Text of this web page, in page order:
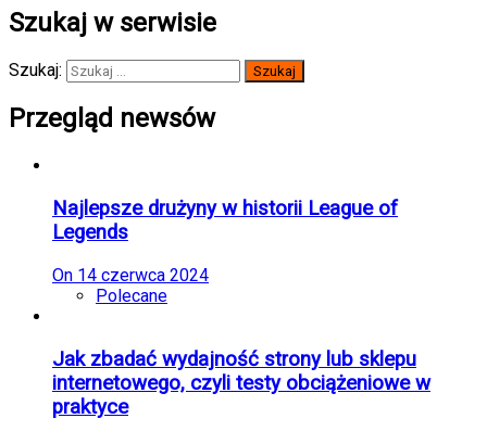
Szukaj w serwisie
Szukaj:
Przegląd newsów
Najlepsze drużyny w historii League of
Legends
On 14 czerwca 2024
Polecane
Jak zbadać wydajność strony lub sklepu
internetowego, czyli testy obciążeniowe w
praktyce